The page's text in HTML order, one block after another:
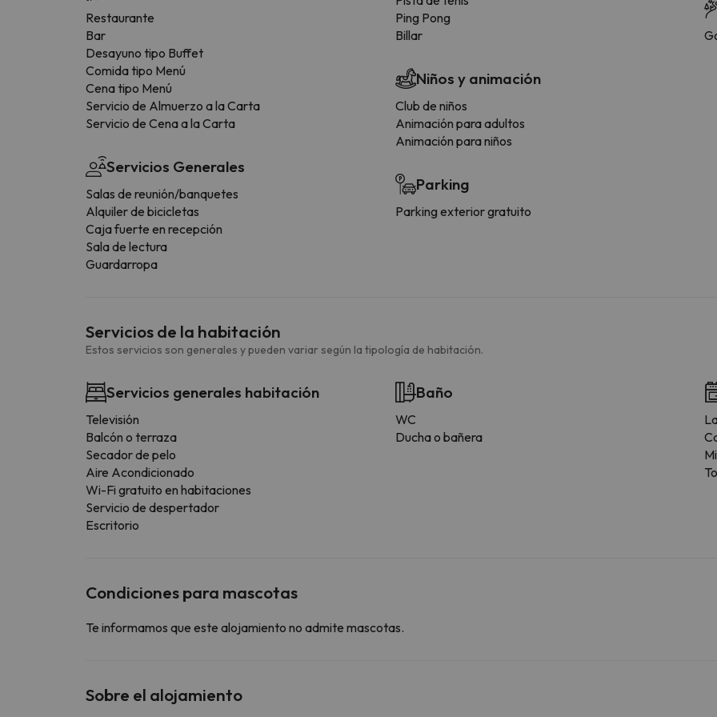
Restaurante
Bar
Desayuno tipo Buffet
Comida tipo Menú
Cena tipo Menú
Servicio de Almuerzo a la Carta
Servicio de Cena a la Carta
Servicios Generales
Salas de reunión/banquetes
Alquiler de bicicletas
Caja fuerte en recepción
Sala de lectura
Guardarropa
Ping Pong
Billar
Niños y animación
Club de niños
Animación para adultos
Animación para niños
Parking
Parking exterior gratuito
Servicios de la habitación
Estos servicios son generales y pueden variar según la tipología de habitación.
Servicios generales habitación
Televisión
Balcón o terraza
Secador de pelo
Aire Acondicionado
Wi-Fi gratuito en habitaciones
Servicio de despertador
Escritorio
Baño
WC
Ducha o bañera
Condiciones para mascotas
Te informamos que este alojamiento no admite mascotas.
Sobre el alojamiento